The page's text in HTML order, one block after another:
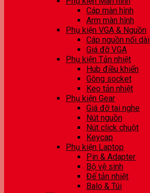
Cáp màn hình
Arm màn hình
Phụ kiện VGA & Nguồn
Cáp nguồn nối dài
Giá đỡ VGA
Phụ kiện Tản nhiệt
Hub điều khiển
Gông socket
Keo tản nhiệt
Phụ kiện Gear
Giá đỡ tai nghe
Nút nguồn
Nút click chuột
Keycap
Phụ kiện Laptop
Pin & Adapter
Bộ vệ sinh
Đế tản nhiệt
Balo & Túi